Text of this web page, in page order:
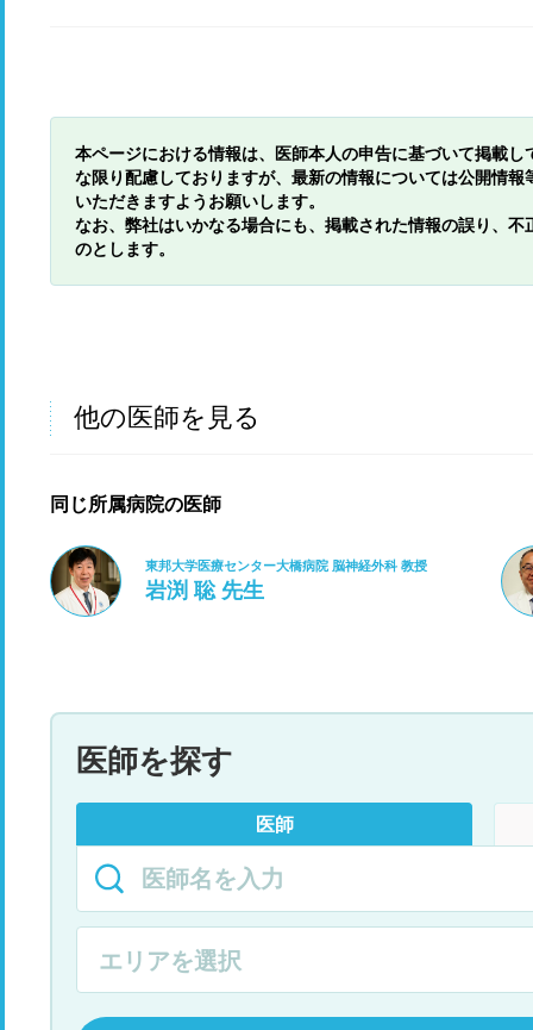
本ページにおける情報は、医師本人の申告に基づいて掲載
な限り配慮しておりますが、最新の情報については公開情
いただきますようお願いします。
なお、弊社はいかなる場合にも、掲載された情報の誤り、
のとします。
他の医師を見る
同じ所属病院の医師
東邦大学医療センター大橋病院 脳神経外科 教授
岩渕 聡 先生
医師を探す
医師